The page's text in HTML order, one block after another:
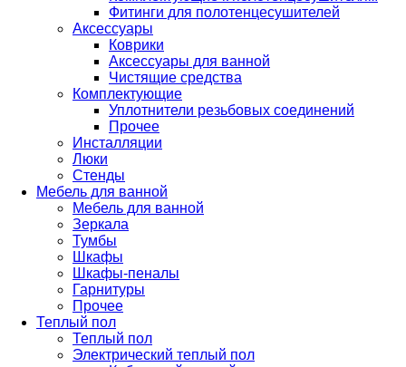
Фитинги для полотенцесушителей
Аксессуары
Коврики
Аксессуары для ванной
Чистящие средства
Комплектующие
Уплотнители резьбовых соединений
Прочее
Инсталляции
Люки
Стенды
Мебель для ванной
Мебель для ванной
Зеркала
Тумбы
Шкафы
Шкафы-пеналы
Гарнитуры
Прочее
Теплый пол
Теплый пол
Электрический теплый пол